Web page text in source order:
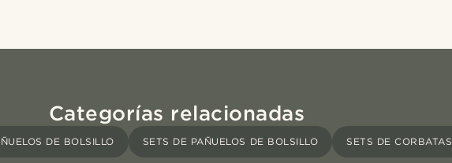
Categorías relacionadas
DE BOLSILLO SETS DE PAÑUELOS DE BOLSILLO SETS DE CORBATAS